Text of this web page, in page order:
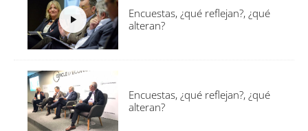
Encuestas, ¿qué reflejan?, ¿qué
alteran?
Encuestas, ¿qué reflejan?, ¿qué
alteran?